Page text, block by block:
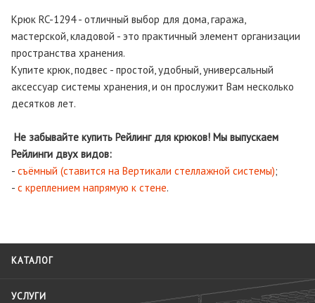
Крюк RC-1294 - отличный выбор для дома, гаража,
мастерской, кладовой - это практичный элемент организации
пространства хранения.
Купите крюк, подвес - простой, удобный, универсальный
аксессуар системы хранения, и он прослужит Вам несколько
десятков лет.
Не забывайте купить Рейлинг для крюков! Мы выпускаем
Рейлинги двух видов:
- съёмный (ставится на Вертикали стеллажной системы);
- с креплением напрямую к стене.
КАТАЛОГ
УСЛУГИ